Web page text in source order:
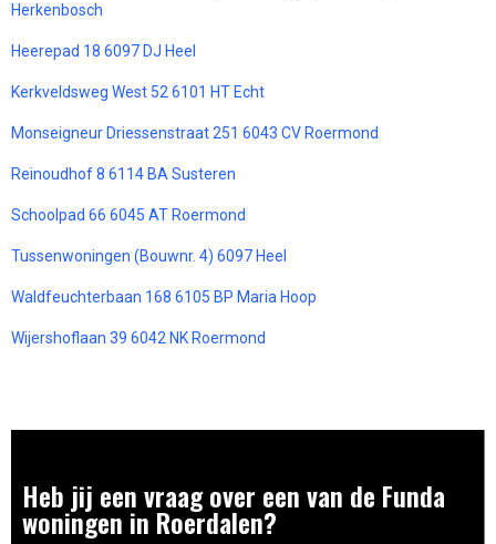
Herkenbosch
Heerepad 18 6097 DJ Heel
Kerkveldsweg West 52 6101 HT Echt
Monseigneur Driessenstraat 251 6043 CV Roermond
Reinoudhof 8 6114 BA Susteren
Schoolpad 66 6045 AT Roermond
Tussenwoningen (Bouwnr. 4) 6097 Heel
Waldfeuchterbaan 168 6105 BP Maria Hoop
Wijershoflaan 39 6042 NK Roermond
Heb jij een vraag over een van de Funda
woningen in Roerdalen?